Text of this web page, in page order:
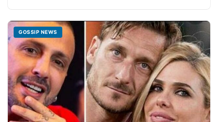
GOSSIP NEWS